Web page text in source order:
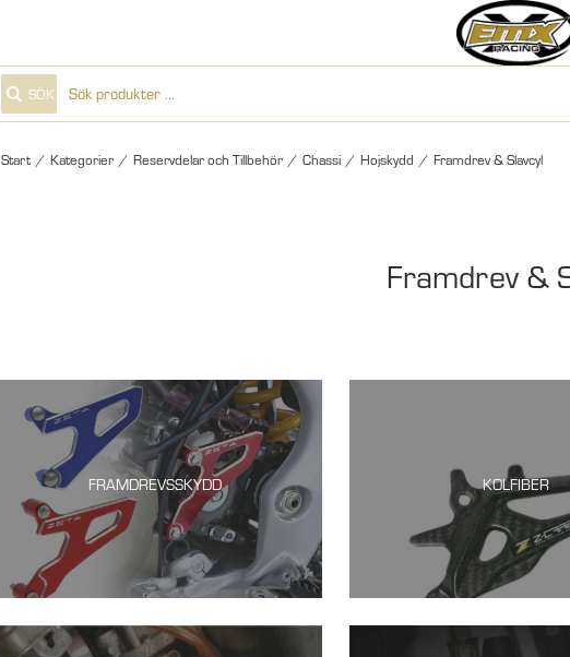
SÖK
Start / Kategorier / Reservdelar och Tillbehör / Chassi / Hojskydd / Framdrev & Slavcyl
Framdrev &
FRAMDREVSSKYDD KOLFIBER